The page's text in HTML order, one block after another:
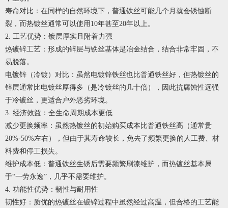
寿命对比：在同样的自然环境下，普通铁丝可能几个月就会锈蚀断
裂，而热镀丝通常可以使用10年甚至20年以上。
2. 工艺优势：镀层厚实且附着力强
热镀锌工艺：形成的锌层与铁丝基体是冶金结合，结合非常牢固，不
易脱落。
电镀锌（冷镀）对比：虽然电镀锌铁丝也比普通铁丝好，但热镀丝的
锌层通常比电镀丝厚得多（是冷镀丝的几十倍），因此抗腐蚀性远强
于冷镀丝，更适合户外恶劣环境。
3. 经济效益：全生命周期成本更低
减少更换频率：虽然热镀丝的初始购买成本比普通铁丝高（通常贵
20%-50%左右），但由于其寿命较长，免去了频繁更换的人工费、材
料费和停工损失。
维护成本低：普通铁丝生锈后需要频繁刷漆维护，而热镀丝基本属
于“一劳永逸”，几乎不需要维护。
4. 功能性优势：韧性与耐用性
韧性好：质优的热镀丝在镀锌过程中虽然经过高温，但合格的工艺能